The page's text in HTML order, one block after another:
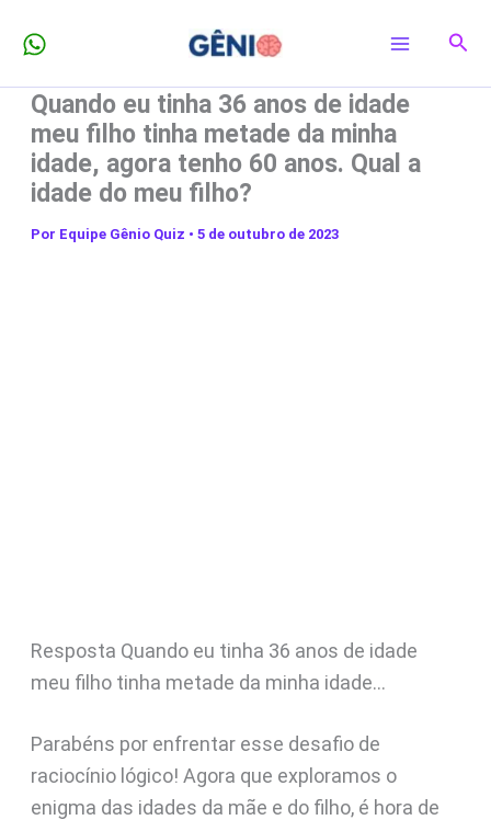
para
conteúdo
Quando eu tinha 36 anos de idade
meu filho tinha metade da minha
idade, agora tenho 60 anos. Qual a
idade do meu filho?
Por Equipe Gênio Quiz • 5 de outubro de 2023
Resposta Quando eu tinha 36 anos de idade
meu filho tinha metade da minha idade…
Parabéns por enfrentar esse desafio de
raciocínio lógico! Agora que exploramos o
enigma das idades da mãe e do filho, é hora de